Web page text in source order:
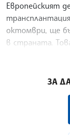
Европейският
октомври, ще
в страната.
ЗА